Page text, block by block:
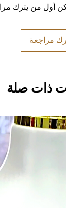
أول من يترك
مراجعة
ذات صلة